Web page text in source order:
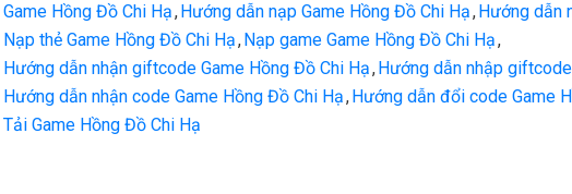
Game Hồng Đồ Chi Hạ,Hướng dẫn nạp Game Hồng Đồ Chi Hạ,Hướng dẫn
Nạp thẻ Game Hồng Đồ Chi Hạ,Nạp game Game Hồng Đồ Chi Hạ,
Hướng dẫn nhận giftcode Game Hồng Đồ Chi Hạ,Hướng dẫn nhập
Hướng dẫn nhận code Game Hồng Đồ Chi Hạ,Hướng dẫn đổi code Game
Tải Game Hồng Đồ Chi Hạ